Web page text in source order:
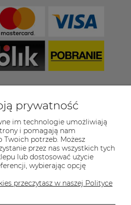
CARAMEL
od poniedziałku do
8:00 - 16:00
512-985-884
do
prywatność
im technologie umożliwiają
i pomagają nam
potrzeb. Możesz
przez nas wszystkich tych
lub dostosować użycie
wybierając opcję
przeczytasz w naszej Polityce